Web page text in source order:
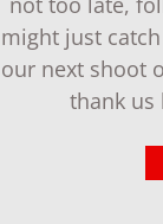
might just
our next shoot
thank us